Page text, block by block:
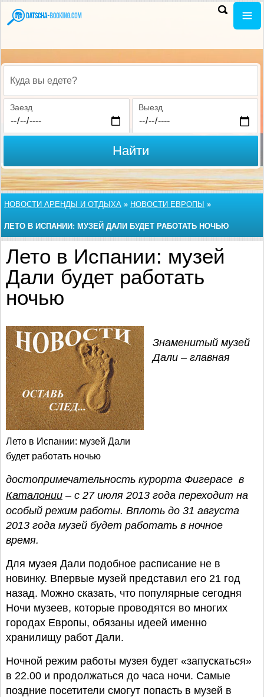
Куда вы едете?
Заезд Выезд
Найти
НОВОСТИ АРЕНДЫ И ОТДЫХА » НОВОСТИ ЕВРОПЫ »
ЛЕТО В ИСПАНИИ: МУЗЕЙ ДАЛИ БУДЕТ РАБОТАТЬ НОЧЬЮ
Лето в Испании: музей
Дали будет работать
ночью
Лето в Испании: музей Дали
будет работать ночью
Знаменитый музей
Дали – главная
достопримечательность курорта Фигерасе в
Каталонии – с 27 июля 2013 года переходит на
особый режим работы. Вплоть до 31 августа
2013 года музей будет работать в ночное
время.
Для музея Дали подобное расписание не в
новинку. Впервые музей представил его 21 год
назад. Можно сказать, что популярные сегодня
Ночи музеев, которые проводятся во многих
городах Европы, обязаны идеей именно
хранилищу работ Дали.
Ночной режим работы музея будет «запускаться»
в 22.00 и продолжаться до часа ночи. Самые
поздние посетители смогут попасть в музей в